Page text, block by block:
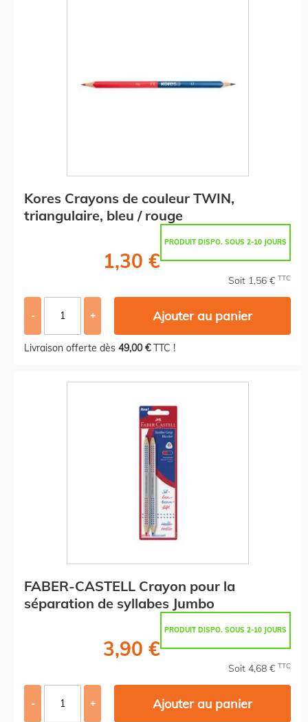
Kores Crayons de couleur TWIN,
triangulaire, bleu / rouge
PRODUIT DISPO. SOUS 2-10 JOURS
1,30 €
Soit 1,56 € TTC
- + Ajouter au panier
Livraison offerte dès 49,00 €TTC !
FABER-CASTELL Crayon pour la
séparation de syllabes Jumbo
PRODUIT DISPO. SOUS 2-10 JOURS
3,90 €
Soit 4,68 € TTC
- + Ajouter au panier